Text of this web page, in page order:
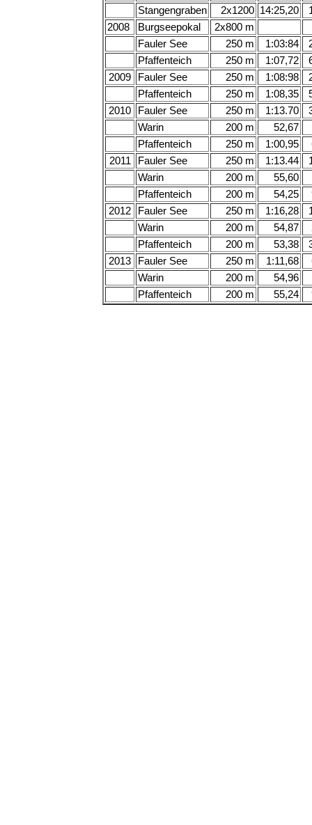
Stangengraben
2x1200 14:25,20
2008
Burgseepokal
2x800 m
Fauler See
250 m 1:03:84
Pfaffenteich
250 m 1:07,72
2009
Fauler See 250 m 1:08:98
Pfaffenteich
250 m 1:08,35
2010
Fauler See 250 m 1:13.70
Warin
200 m 52,67
Pfaffenteich
250 m 1:00,95
2011
Fauler See 250 m 1:13.44
Warin
200 m 55,60
Pfaffenteich
200 m 54,25
2012
Fauler See 250 m 1:16,28
Warin
200 m 54,87
Pfaffenteich
200 m 53,38
2013
Fauler See 250 m 1:11,68
Warin
200 m 54,96
Pfaffenteich
200 m 55,24